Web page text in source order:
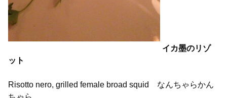
イカ墨のリゾ
ット
Risotto nero, grilled female broad squid なんちゃらかん